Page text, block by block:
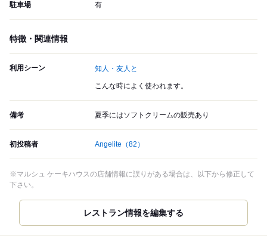
駐車場 有
特徴・関連情報
利用シーン 知人・友人と
こんな時によく使われます。
備考 夏季にはソフトクリームの販売あり
初投稿者 Angelite （82）
※マルシュ ケーキハウスの店舗情報に誤りがある場合は、以下から修正して
下さい。
レストラン情報を編集する